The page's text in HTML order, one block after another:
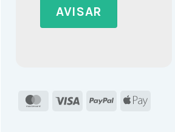
MasterCard
Visa PayPal Apple